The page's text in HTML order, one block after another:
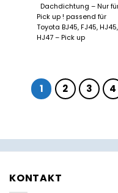
Dachdichtung – Nur
Pick up ! passend für
Toyota BJ45, FJ45, HJ45,
HJ47 – Pick up
1 2 3 4
KONTAKT